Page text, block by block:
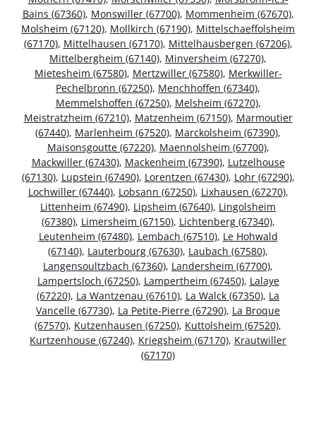
Bains (67360), Monswiller (67700), Mommenheim (67670),
Molsheim (67120), Mollkirch (67190), Mittelschaeffolsheim
(67170), Mittelhausen (67170), Mittelhausbergen (67206),
Mittelbergheim (67140), Minversheim (67270),
Mietesheim (67580), Mertzwiller (67580), Merkwiller-
Pechelbronn (67250), Menchhoffen (67340),
Memmelshoffen (67250), Melsheim (67270),
Meistratzheim (67210), Matzenheim (67150), Marmoutier
(67440), Marlenheim (67520), Marckolsheim (67390),
Maisonsgoutte (67220), Maennolsheim (67700),
Mackwiller (67430), Mackenheim (67390), Lutzelhouse
(67130), Lupstein (67490), Lorentzen (67430), Lohr (67290),
Lochwiller (67440), Lobsann (67250), Lixhausen (67270),
Littenheim (67490), Lipsheim (67640), Lingolsheim
(67380), Limersheim (67150), Lichtenberg (67340),
Leutenheim (67480), Lembach (67510), Le Hohwald
(67140), Lauterbourg (67630), Laubach (67580),
Langensoultzbach (67360), Landersheim (67700),
Lampertsloch (67250), Lampertheim (67450), Lalaye
(67220), La Wantzenau (67610), La Walck (67350), La
Vancelle (67730), La Petite-Pierre (67290), La Broque
(67570), Kutzenhausen (67250), Kuttolsheim (67520),
Kurtzenhouse (67240), Kriegsheim (67170), Krautwiller
(67170)